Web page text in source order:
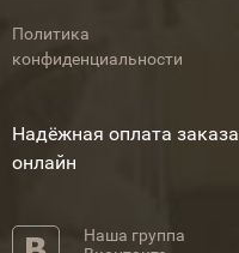
Политика
конфиденциальности
Надёжная оплата заказа
онлайн
Наша группа